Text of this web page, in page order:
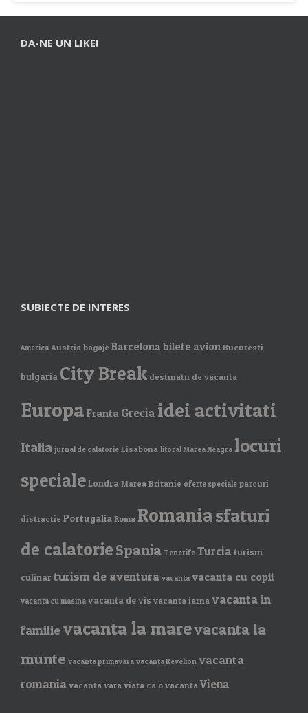
DA-NE UN LIKE!
SUBIECTE DE INTERES
America Austria bagaje Barcelona bilete avion Bucuresti
bulgaria City Break destinatii de vacanta
Europa Franta Grecia idei activitati
Italia jurnal de calatorie Lisabona litoral Marea Neagra locuri
specialeLondra Marea Britanie oferte speciale parcuri
distractie Portugalia Roma Romaniasfaturi
de calatorieSpania Tenerife Turcia turism
culinar turism de aventura vacanta vacanta cu copii
vacanta cu masina vacanta de vis vacanta iarna vacanta in
familievacanta la marevacanta la
munte vacanta primavara vacanta Revelion vacanta
romania vacanta vara viata ca o vacanta Viena